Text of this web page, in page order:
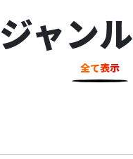
ジャン
全て表示